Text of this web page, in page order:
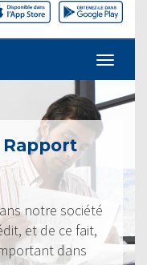
notre société
et de ce fait,
dans